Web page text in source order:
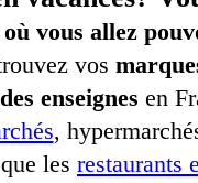
où vous allez
vos
enseignes en
,
les restaurants